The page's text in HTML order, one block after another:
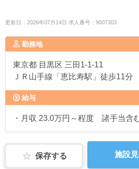
更新日：2026年07月14日 求人番号：9007303
勤務地
東京都 目黒区 三田1-1-11
ＪＲ山手線「恵比寿駅」徒歩11分
給与
・月収 23.0万円～程度 諸手当含
保存する 施設